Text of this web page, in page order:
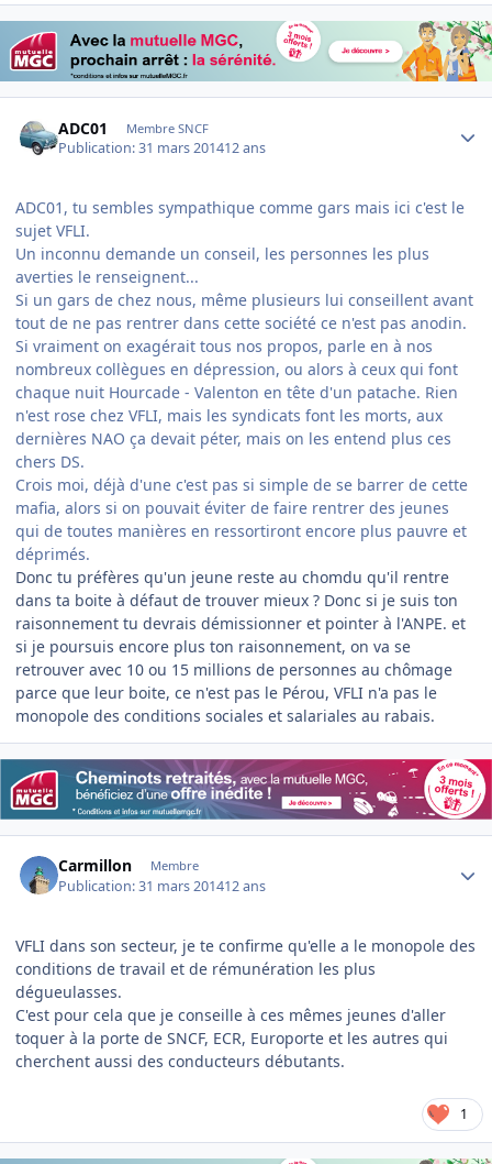
ADC01 Membre SNCF
Publication:31 mars 201412 ans
ADC01, tu sembles sympathique comme gars mais ici c'est le
sujet VFLI.
Un inconnu demande un conseil, les personnes les plus
averties le renseignent...
Si un gars de chez nous, même plusieurs lui conseillent avant
tout de ne pas rentrer dans cette société ce n'est pas anodin.
Si vraiment on exagérait tous nos propos, parle en à nos
nombreux collègues en dépression, ou alors à ceux qui font
chaque nuit Hourcade - Valenton en tête d'un patache. Rien
n'est rose chez VFLI, mais les syndicats font les morts, aux
dernières NAO ça devait péter, mais on les entend plus ces
chers DS.
Crois moi, déjà d'une c'est pas si simple de se barrer de cette
mafia, alors si on pouvait éviter de faire rentrer des jeunes
qui de toutes manières en ressortiront encore plus pauvre et
déprimés.
Donc tu préfères qu'un jeune reste au chomdu qu'il rentre
dans ta boite à défaut de trouver mieux ? Donc si je suis ton
raisonnement tu devrais démissionner et pointer à l'ANPE. et
si je poursuis encore plus ton raisonnement, on va se
retrouver avec 10 ou 15 millions de personnes au chômage
parce que leur boite, ce n'est pas le Pérou, VFLI n'a pas le
monopole des conditions sociales et salariales au rabais.
Carmillon Membre
Publication:31 mars 201412 ans
VFLI dans son secteur, je te confirme qu'elle a le monopole des
conditions de travail et de rémunération les plus
dégueulasses.
C'est pour cela que je conseille à ces mêmes jeunes d'aller
toquer à la porte de SNCF, ECR, Europorte et les autres qui
cherchent aussi des conducteurs débutants.
1